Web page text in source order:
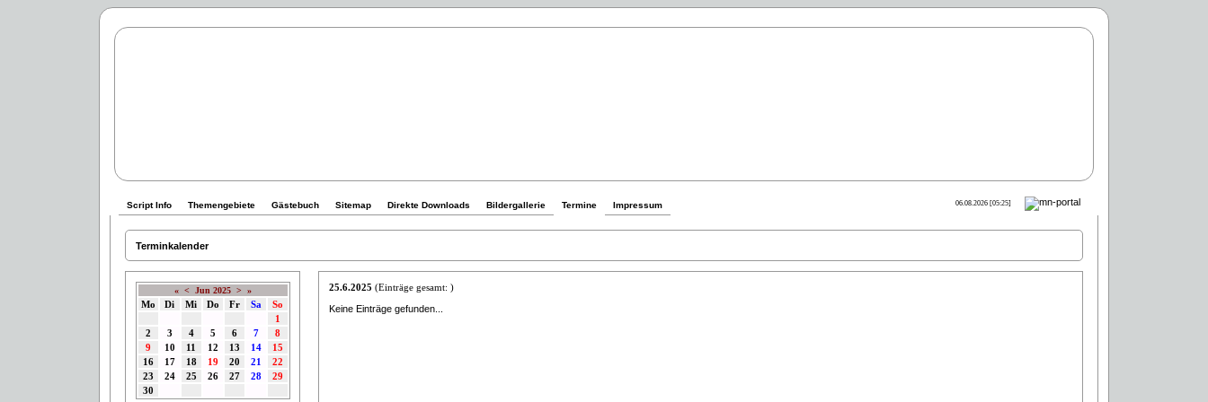
06.08.2026 [05:25]
Script Info Themengebiete Gästebuch Sitemap Direkte Downloads Bildergallerie Termine Impressum
Terminkalender
« < Jun 2025 > »
Mo Di Mi Do Fr Sa
So
1
2
3 4 5 6 7
8
9
10 11 12 13 14
15
16
17 18 19 20 21
22
23
24 25 26 27 28
29
30
25.6.2025 (Einträge gesamt: )
Keine Einträge gefunden...